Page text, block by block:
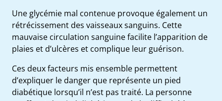
Une glycémie mal contenue provoque également un
rétrécissement des vaisseaux sanguins. Cette
mauvaise circulation sanguine facilite l’apparition de
plaies et d’ulcères et complique leur guérison.
Ces deux facteurs mis ensemble permettent
d’expliquer le danger que représente un pied
diabétique lorsqu’il n’est pas traité. La personne